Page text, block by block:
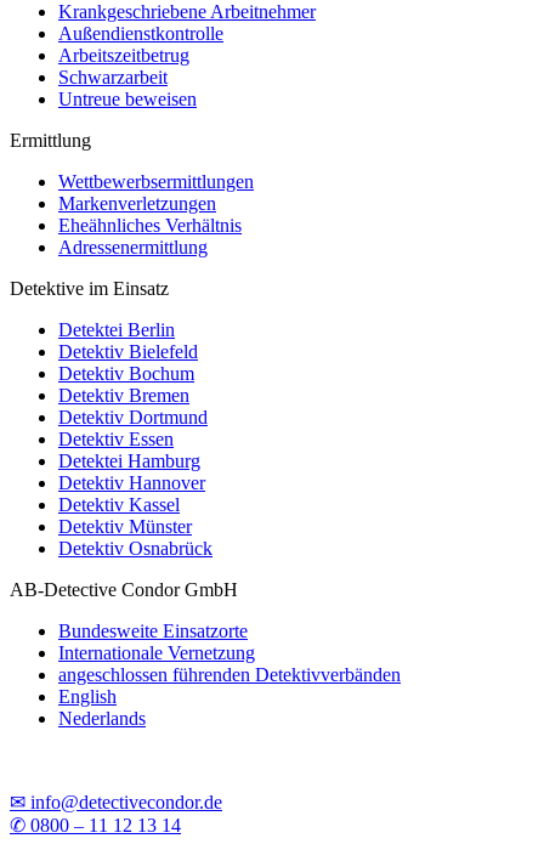
Krankgeschriebene Arbeitnehmer
Außendienstkontrolle
Arbeitszeitbetrug
Schwarzarbeit
Untreue beweisen
Ermittlung
Wettbewerbsermittlungen
Markenverletzungen
Eheähnliches Verhältnis
Adressenermittlung
Detektive im Einsatz
Detektei Berlin
Detektiv Bielefeld
Detektiv Bochum
Detektiv Bremen
Detektiv Dortmund
Detektiv Essen
Detektei Hamburg
Detektiv Hannover
Detektiv Kassel
Detektiv Münster
Detektiv Osnabrück
AB-Detective Condor GmbH
Bundesweite Einsatzorte
Internationale Vernetzung
angeschlossen führenden Detektivverbänden
English
Nederlands
✉ info@detectivecondor.de
✆ 0800 – 11 12 13 14